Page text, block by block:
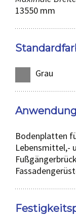
13550 mm
Grau
Bodenplatten
Lebensmittel,-